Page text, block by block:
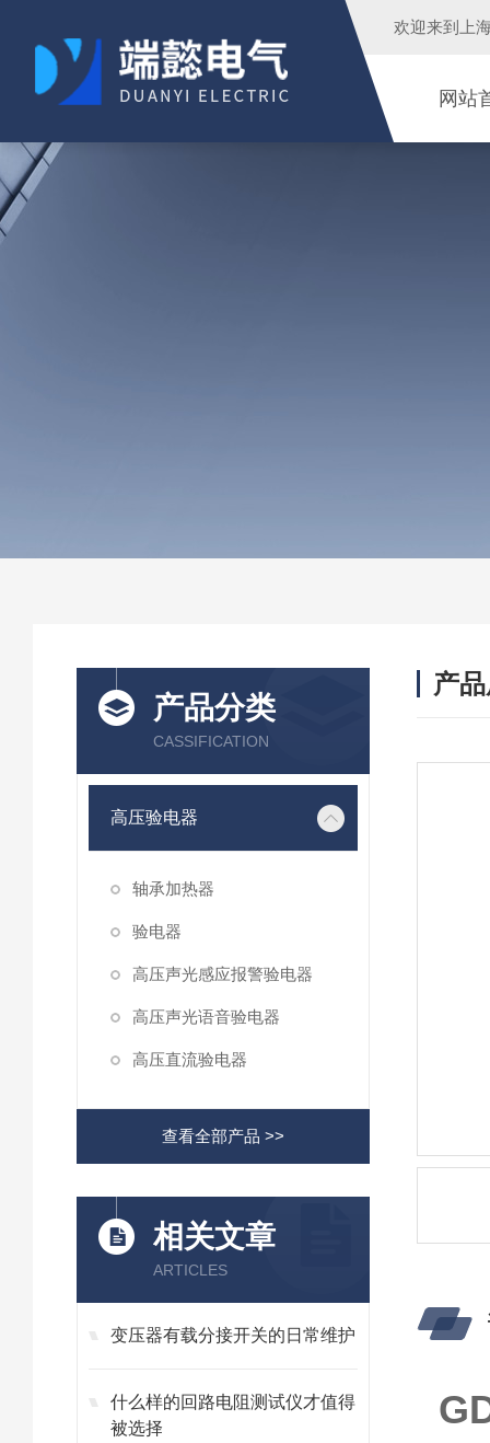
欢迎来到 上
网站
产品分类
CASSIFICATION
高压验电器
轴承加热器
验电器
高压声光感应报警验电器
高压声光语音验电器
高压直流验电器
查看全部产品 >>
相关文章
ARTICLES
变压器有载分接开关的日常维护
什么样的回路电阻测试仪才值得
被选择
产